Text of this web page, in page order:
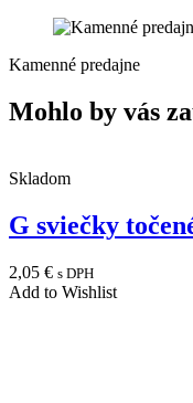
Kamenné predajne
Mohlo by vás
Skladom
G sviečky
2,05 € s DPH
Add to Wishlist